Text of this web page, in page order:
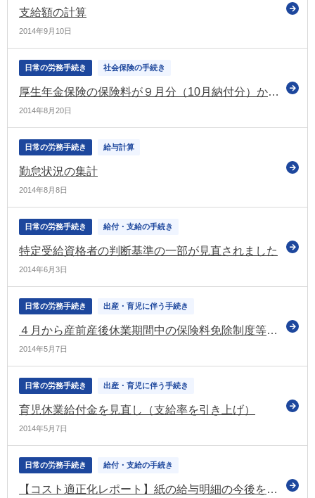
支給額の計算
2014年9月10日
日常の労務手続き 社会保険の手続き
厚生年金保険の保険料が９月分（10月納付分）から引き上がります
2014年8月20日
日常の労務手続き 給与計算
勤怠状況の集計
2014年8月8日
日常の労務手続き 給付・支給の手続き
特定受給資格者の判断基準の一部が見直されました
2014年6月3日
日常の労務手続き 出産・育児に伴う手続き
４月から産前産後休業期間中の保険料免除制度等が始まりました
2014年5月7日
日常の労務手続き 出産・育児に伴う手続き
育児休業給付金を見直し（支給率を引き上げ）
2014年5月7日
日常の労務手続き 給付・支給の手続き
【コスト適正化レポート】紙の給与明細の今後を考える